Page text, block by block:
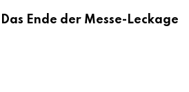
Das Ende der Messe-Leckage